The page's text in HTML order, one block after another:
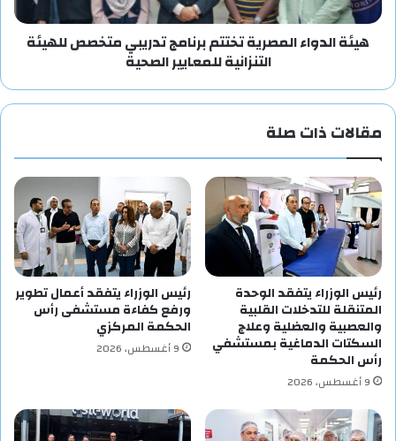
هيئة الدواء المصرية تختتم برنامج تدريبي متخصص للهيئة
التنزانية للمعايير الصحية
مقالات ذات صلة
رئيس الوزراء يتفقد الوحدة
المتنقلة للتدخلات القلبية
والعصبية والعضلية وعلاج
السكتات الدماغية بمستشفي
رأس الحكمة
9 أغسطس، 2026
رئيس الوزراء يتفقد أعمال تطوير
ورفع كفاءة مستشفى رأس
الحكمة المركزي
9 أغسطس، 2026